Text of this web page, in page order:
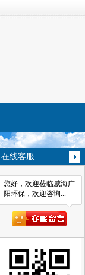
在线客服
您好，欢迎莅临威海广
阳环保，欢迎咨询...